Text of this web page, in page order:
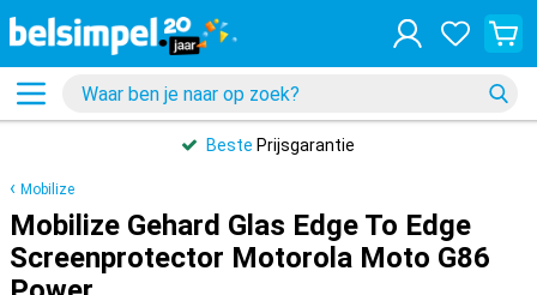
Beste Prijsgarantie
Mobilize
Mobilize Gehard Glas Edge To Edge
Screenprotector Motorola Moto G86